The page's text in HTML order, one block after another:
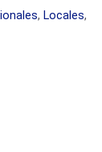
, Locales,